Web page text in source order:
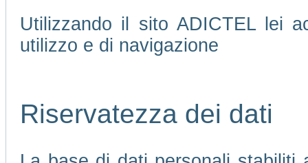
Utilizzando il sito ADICTEL lei
utilizzo e di navigazione
Riservatezza dei dati